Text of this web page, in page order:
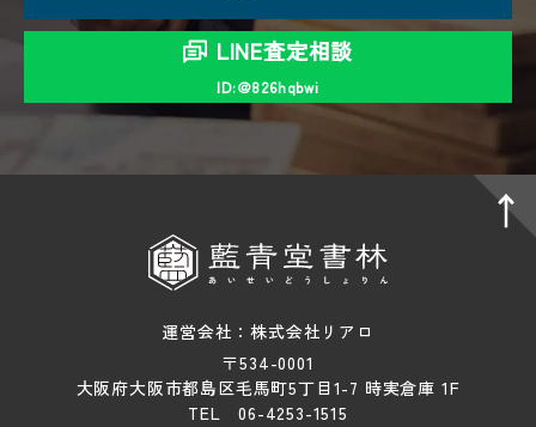
LINE査定相談
ID:＠826hqbwi
運営会社：株式会社リアロ
〒534-0001
大阪府大阪市都島区毛馬町5丁目1-7 時実倉庫 1F
TEL 06-4253-1515